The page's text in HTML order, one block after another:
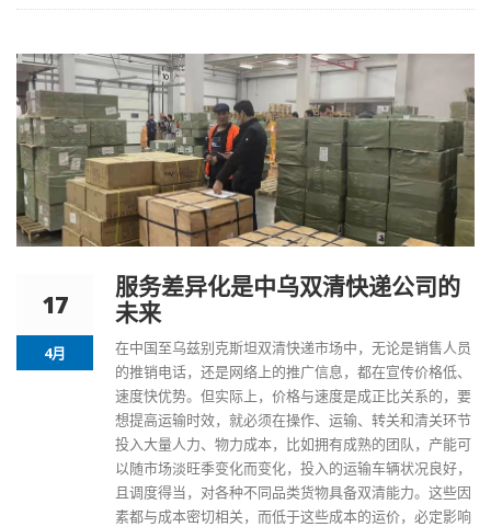
17
4月
服务差异化是中乌双清快递公司的
未来
在中国至乌兹别克斯坦双清快递市场中，无论是销售人员
的推销电话，还是网络上的推广信息，都在宣传价格低、
速度快优势。但实际上，价格与速度是成正比关系的，要
想提高运输时效，就必须在操作、运输、转关和清关环节
投入大量人力、物力成本，比如拥有成熟的团队，产能可
以随市场淡旺季变化而变化，投入的运输车辆状况良好，
且调度得当，对各种不同品类货物具备双清能力。这些因
素都与成本密切相关，而低于这些成本的运价，必定影响